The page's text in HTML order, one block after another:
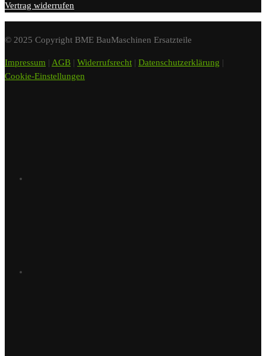
Vertrag widerrufen
© 2025 Copyright BME BauMaschinen Ersatzteile
Impressum | AGB | Widerrufsrecht | Datenschutzerklärung |
Cookie-Einstellungen